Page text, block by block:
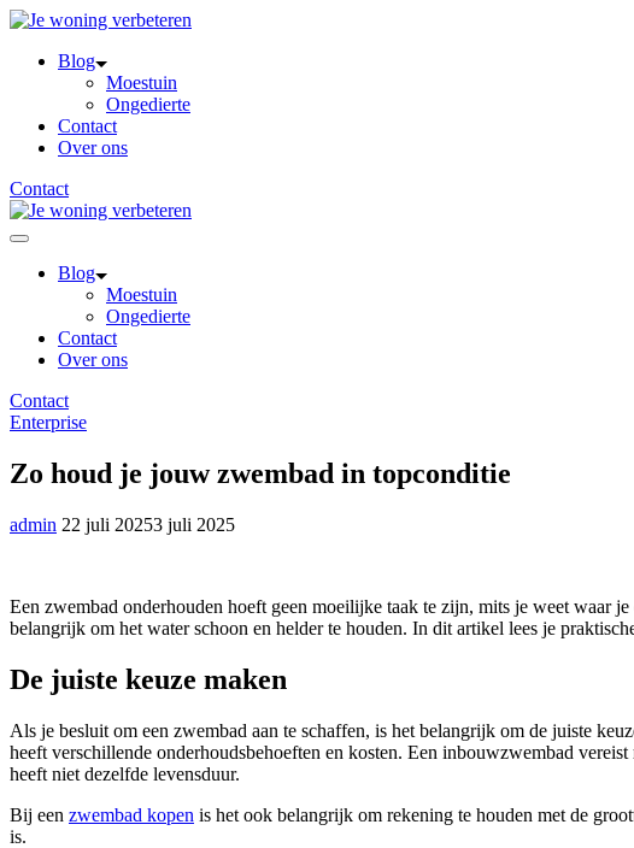
Skip
contentBlog
Moestuin
Ongedierte
Contact
Over ons
Contact
Blog
Moestuin
Ongedierte
Contact
Over ons
Contact
Enterprise
Zo houd je jouw zwembad in topconditie
admin 22 juli 20253 juli 2025
Een zwembad onderhouden hoeft geen moeilijke taak te zijn, mits je weet waar
belangrijk om het water schoon en helder te houden. In dit artikel lees je
De juiste keuze maken
Als je besluit om een zwembad aan te schaffen, is het belangrijk om de juiste
heeft verschillende onderhoudsbehoeften en kosten. Een inbouwzwembad
heeft niet dezelfde levensduur.
Bij een zwembad kopen is het ook belangrijk om rekening te houden met de
is.